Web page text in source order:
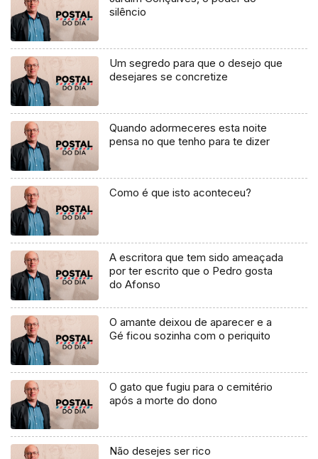
silêncio
Um segredo para que o desejo que
desejares se concretize
Quando adormeceres esta noite
pensa no que tenho para te dizer
Como é que isto aconteceu?
A escritora que tem sido ameaçada
por ter escrito que o Pedro gosta
do Afonso
O amante deixou de aparecer e a
Gé ficou sozinha com o periquito
O gato que fugiu para o cemitério
após a morte do dono
Não desejes ser rico